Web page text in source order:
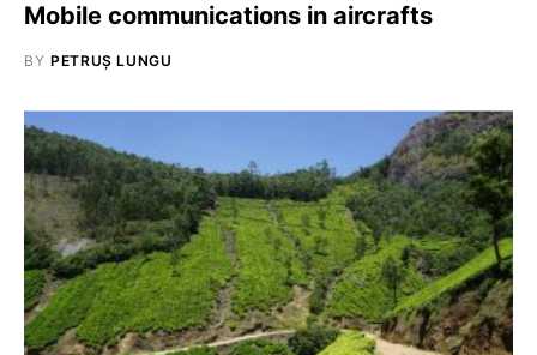
Mobile communications in aircrafts
BY PETRUȘ LUNGU